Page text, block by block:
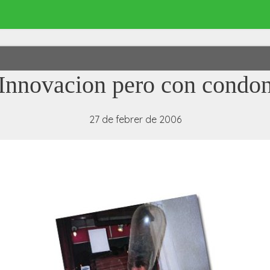
pero con
27 de febrer de 2006